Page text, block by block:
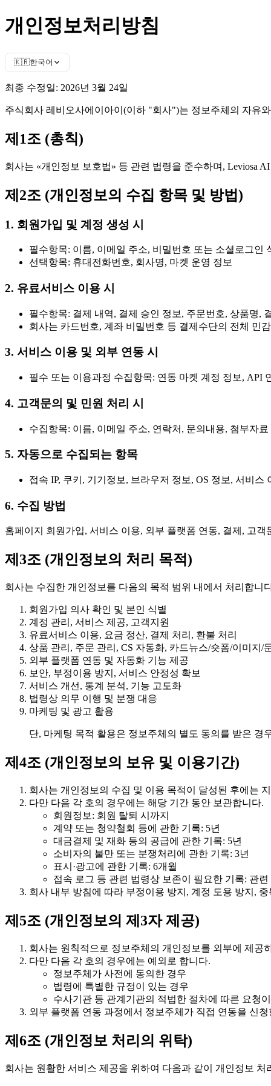
개인정보처리방침
🇰🇷한국어
최종 수정일: 2026년 3월 24일
주식회사 레비오사에이아이(이하 "회사")는 정보주체의 자유
제1조 (총칙)
회사는 «개인정보 보호법» 등 관련 법령을 준수하며, Leviosa
제2조 (개인정보의 수집 항목 및 방법)
1. 회원가입 및 계정 생성 시
필수항목: 이름, 이메일 주소, 비밀번호 또는 소셜로그인
선택항목: 휴대전화번호, 회사명, 마켓 운영 정보
2. 유료서비스 이용 시
필수항목: 결제 내역, 결제 승인 정보, 주문번호, 상품명,
회사는 카드번호, 계좌 비밀번호 등 결제수단의 전체 민
3. 서비스 이용 및 외부 연동 시
필수 또는 이용과정 수집항목: 연동 마켓 계정 정보, API
4. 고객문의 및 민원 처리 시
수집항목: 이름, 이메일 주소, 연락처, 문의내용, 첨부자료
5. 자동으로 수집되는 항목
접속 IP, 쿠키, 기기정보, 브라우저 정보, OS 정보, 서비
6. 수집 방법
홈페이지 회원가입, 서비스 이용, 외부 플랫폼 연동, 결제, 고
제3조 (개인정보의 처리 목적)
회사는 수집한 개인정보를 다음의 목적 범위 내에서 처리합니
회원가입 의사 확인 및 본인 식별
계정 관리, 서비스 제공, 고객지원
유료서비스 이용, 요금 정산, 결제 처리, 환불 처리
상품 관리, 주문 관리, CS 자동화, 카드뉴스/숏폼/이미지/
외부 플랫폼 연동 및 자동화 기능 제공
보안, 부정이용 방지, 서비스 안정성 확보
서비스 개선, 통계 분석, 기능 고도화
법령상 의무 이행 및 분쟁 대응
마케팅 및 광고 활용
단, 마케팅 목적 활용은 정보주체의 별도 동의를 받은 경
제4조 (개인정보의 보유 및 이용기간)
회사는 개인정보의 수집 및 이용 목적이 달성된 후에는
다만 다음 각 호의 경우에는 해당 기간 동안 보관합니다.
회원정보: 회원 탈퇴 시까지
계약 또는 청약철회 등에 관한 기록: 5년
대금결제 및 재화 등의 공급에 관한 기록: 5년
소비자의 불만 또는 분쟁처리에 관한 기록: 3년
표시·광고에 관한 기록: 6개월
접속 로그 등 관련 법령상 보존이 필요한 기록: 관
회사 내부 방침에 따라 부정이용 방지, 계정 도용 방지,
제5조 (개인정보의 제3자 제공)
회사는 원칙적으로 정보주체의 개인정보를 외부에 제공
다만 다음 각 호의 경우에는 예외로 합니다.
정보주체가 사전에 동의한 경우
법령에 특별한 규정이 있는 경우
수사기관 등 관계기관의 적법한 절차에 따른 요청
외부 플랫폼 연동 과정에서 정보주체가 직접 연동을 신
제6조 (개인정보 처리의 위탁)
회사는 원활한 서비스 제공을 위하여 다음과 같이 개인정보 처